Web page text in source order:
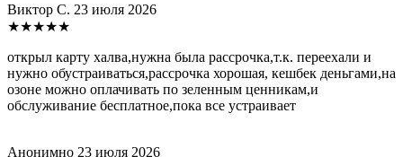
Виктор С. 23 июля 2026
★★★★★
открыл карту халва,нужна была рассрочка,т.к. переехали и
нужно обустраиваться,рассрочка хорошая, кешбек деньгами,на
озоне можно оплачивать по зеленным ценникам,и
обслуживание бесплатное,пока все устраивает
Анонимно 23 июля 2026